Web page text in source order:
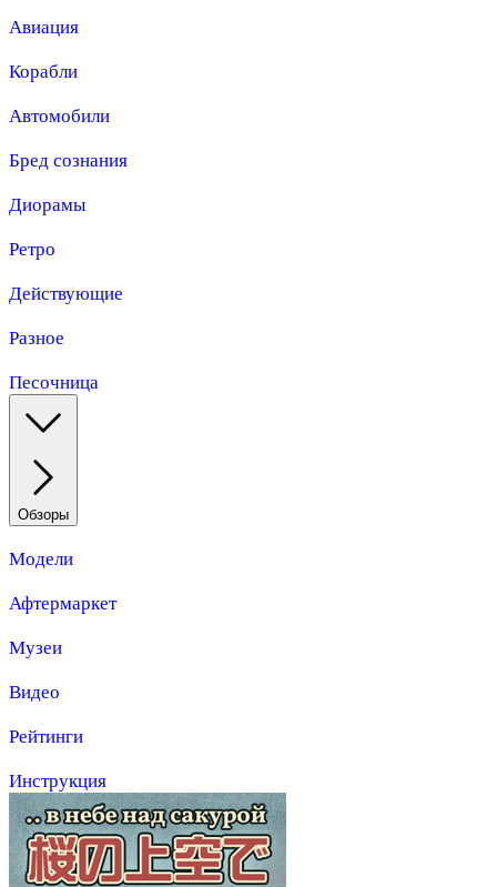
Авиация
Корабли
Автомобили
Бред сознания
Диорамы
Ретро
Действующие
Разное
Песочница
Обзоры
Модели
Афтермаркет
Музеи
Видео
Рейтинги
Инструкция